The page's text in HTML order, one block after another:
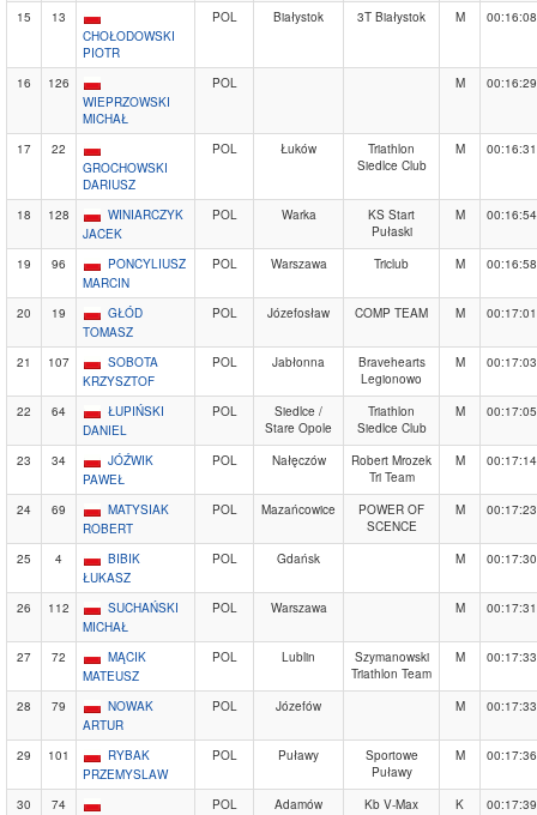
15
13
CHOŁODOWSKI
PIOTR
POL Białystok 3T Białystok M 00:16:08
16
126
WIEPRZOWSKI
MICHAŁ
POL M 00:16:29
17
22
GROCHOWSKI
DARIUSZ
POL Łuków
Triathlon
Siedlce Club
M 00:16:31
18 128
WINIARCZYK
JACEK
POL Warka
KS Start
Pułaski
M 00:16:54
19 96
PONCYLIUSZ
MARCIN
POL Warszawa Triclub M 00:16:58
20 19
GŁÓD
TOMASZ
POL Józefosław COMP TEAM M 00:17:01
21 107
SOBOTA
KRZYSZTOF
POL Jabłonna
Bravehearts
Legionowo
M 00:17:03
22 64
ŁUPIŃSKI
DANIEL
POL
Siedlce /
Stare Opole
Triathlon
Siedlce Club
M 00:17:05
23 34
JÓŹWIK
PAWEŁ
POL Nałęczów
Robert Mrozek
Tri Team
M 00:17:14
24 69
MATYSIAK
ROBERT
POL Mazańcowice
POWER OF
SCENCE
M 00:17:23
25 4
BIBIK
ŁUKASZ
POL Gdańsk M 00:17:30
26 112
SUCHAŃSKI
MICHAŁ
POL Warszawa M 00:17:31
27 72
MĄCIK
MATEUSZ
POL Lublin
Szymanowski
Triathlon Team
M 00:17:33
28 79
NOWAK
ARTUR
POL Józefów M 00:17:33
29 101
RYBAK
PRZEMYSLAW
POL Puławy
Sportowe
Puławy
M 00:17:36
30
74
POL Adamów
Kb V-Max
K 00:17:39